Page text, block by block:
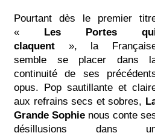
Pourtant dès le premier
« Les Portes
claquent », la
semble se placer dans
continuité de ses
opus. Pop sautillante et
aux refrains secs et sobres,
Grande Sophie nous conte
désillusions dans